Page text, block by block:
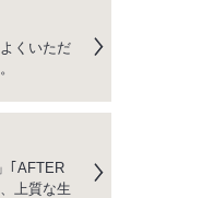
くいただ
｢AFTER
上質な生